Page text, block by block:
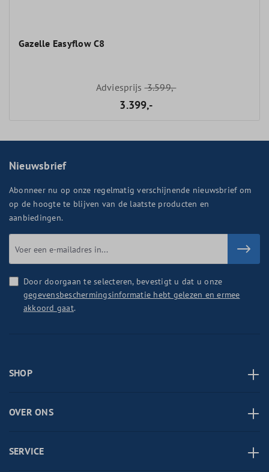
Gazelle Easyflow C8
Adviesprijs3.599,-
3.399,-
Nieuwsbrief
Abonneer nu op onze regelmatig verschijnende nieuwsbrief om
op de hoogte te blijven van de laatste producten en
aanbiedingen.
Door doorgaan te selecteren, bevestigt u dat u onze
gegevensbeschermingsinformatie hebt gelezen en ermee
akkoord gaat.
SHOP
OVER ONS
SERVICE